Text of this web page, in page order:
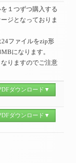
１つずつ購入する
ジとなっておりま
ファイルをzip形
になります。
りますのでご注意
ダウンロード▼
ダウンロード▼